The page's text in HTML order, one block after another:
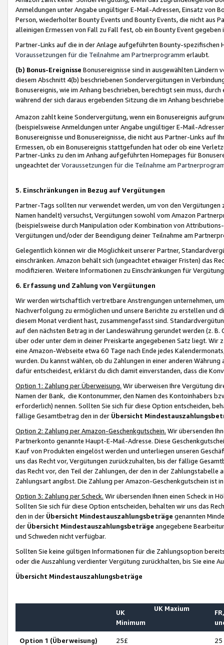
Anmeldungen unter Angabe ungültiger E-Mail-Adressen, Einsatz von
Person, wiederholter Bounty Events und Bounty Events, die nicht
alleinigen Ermessen von Fall zu Fall fest, ob ein Bounty Event
Partner-Links auf die in der Anlage aufgeführten Bounty-spezifischen
Voraussetzungen für die Teilnahme am Partnerprogramm erlaubt.
(b) Bonus-Ereignisse Bonusereignisse sind in ausgewählten Ländern
diesem Abschnitt 4(b) beschriebenen Sondervergütungen in
Bonusereignis, wie im Anhang beschrieben, berechtigt sein muss,
während der sich daraus ergebenden Sitzung die im Anhang
Amazon zahlt keine Sondervergütung, wenn ein Bonusereignis
(beispielsweise Anmeldungen unter Angabe ungültiger E-Mail-
Bonusereignisse und Bonusereignisse, die nicht aus Partner-Links auf
Ermessen, ob ein Bonusereignis stattgefunden hat oder ob eine
Partner-Links zu den im Anhang aufgeführten Homepages für
ungeachtet derVoraussetzungen für die Teilnahme am
5. Einschränkungen in Bezug auf Vergütungen
Partner-Tags sollten nur verwendet werden, um von den
Namen handelt) versuchst, Vergütungen sowohl vom Amazon
(beispielsweise durch Manipulation oder Kombination von
Vergütungen und/oder der Beendigung deiner Teilnahme am
Gelegentlich können wir die Möglichkeit unserer Partner,
einschränken. Amazon behält sich (ungeachtet etwaiger Fristen) das
modifizieren. Weitere Informationen zu Einschränkungen für
6. Erfassung und Zahlung von Vergütungen
Wir werden wirtschaftlich vertretbare Anstrengungen unternehmen,
Nachverfolgung zu ermöglichen und unsere Berichte zu erstellen und
diesem Monat verdient hast, zusammengefasst sind.
auf den nächsten Betrag in der Landeswährung gerundet werden (z.
über oder unter dem in deiner Preiskarte angegebenen Satz liegt.
eine Amazon-Webseite etwa 60 Tage nach Ende jedes
wurden. Du kannst wählen, ob du Zahlungen in einer anderen
dafür entscheidest, erklärst du dich damit einverstanden, dass die
Option 1: Zahlung per Überweisung. Wir überweisen Ihre Vergütung
Namen der Bank, die Kontonummer, den Namen des Kontoinhabers
erforderlich) nennen. Sollten Sie sich für diese Option entscheiden,
fällige Gesamtbetrag den in der Übersicht
Option 2: Zahlung per Amazon-Geschenkgutschein. Wir übersenden
Partnerkonto genannte Haupt-E-Mail-Adresse. Diese
Kauf von Produkten eingelöst werden und unterliegen unseren
uns das Recht vor, Vergütungen zurückzuhalten, bis der fällige
das Recht vor, den Teil der Zahlungen, der den in der
Zahlungsart angibst. Die Zahlung per Amazon-Geschenkgutschein ist
Option 3: Zahlung per Scheck. Wir übersenden Ihnen einen Scheck in
Sollten Sie sich für diese Option entscheiden, behalten wir uns das
den in der Übersicht Mindestauszahlungsbeträge genannten
der Übersicht Mindestauszahlungsbeträge angegebene
und Schweden nicht verfügbar.
Sollten Sie keine gültigen Informationen für die Zahlungsoption
oder die Auszahlung verdienter Vergütung zurückhalten, bis Sie
Übersicht Mindestauszahlungsbeträge
UK
Minimum
UK Maxium
Option 1 (Überweisung) 25£ 25